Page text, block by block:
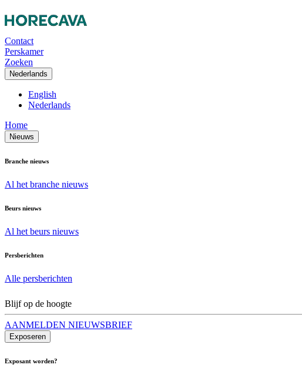
Contact
Perskamer
Zoeken
Nederlands
English
Nederlands
Home
Nieuws
Branche nieuws
Al het branche nieuws
Beurs nieuws
Al het beurs nieuws
Persberichten
Alle persberichten
Blijf op de hoogte
AANMELDEN NIEUWSBRIEF
Exposeren
Exposant worden?